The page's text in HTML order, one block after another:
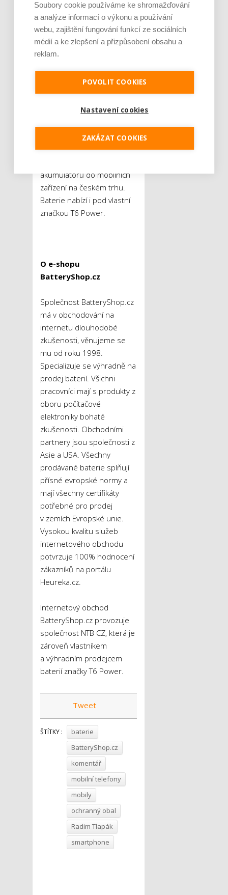
Proto je důležité na každou
cestu vyrážet vždy
s dostatečně nabitým
telefonem a pro jistotu
s sebou mít i powerbanku.
Autor komentáře: Radim
internetového obchodu
BatteryShop.cz, který je
akumulátorů do mobilních
zařízení na českém trhu.
Baterie nabízí i pod vlastní
značkou T6 Power.
O e-shopu
BatteryShop.cz
Společnost BatteryShop.cz
má v obchodování na
internetu dlouhodobé
zkušenosti, věnujeme se
mu od roku 1998.
Specializuje se výhradně na
prodej baterií. Všichni
pracovníci mají s produkty z
oboru počítačové
elektroniky bohaté
zkušenosti. Obchodními
partnery jsou společnosti z
Asie a USA. Všechny
prodávané baterie splňují
přísné evropské normy a
mají všechny certifikáty
potřebné pro prodej
v zemích Evropské unie.
Vysokou kvalitu služeb
internetového obchodu
potvrzuje 100% hodnocení
zákazníků na portálu
Heureka.cz.
Internetový obchod
BatteryShop.cz provozuje
společnost NTB CZ, která je
zároveň vlastníkem
a výhradním prodejcem
baterií značky T6 Power.
Tweet
ŠTÍTKY :
baterie
BatteryShop.cz
komentář
mobilní telefony
mobily
ochranný obal
Radim Tlapák
smartphone
Soubory cookie používáme ke shromažďování
a analýze informací o výkonu a používání
webu, zajištění fungování funkcí ze sociálních
médií a ke zlepšení a přizpůsobení obsahu a
reklam.
POVOLIT COOKIES
Nastavení cookies
ZAKÁZAT COOKIES